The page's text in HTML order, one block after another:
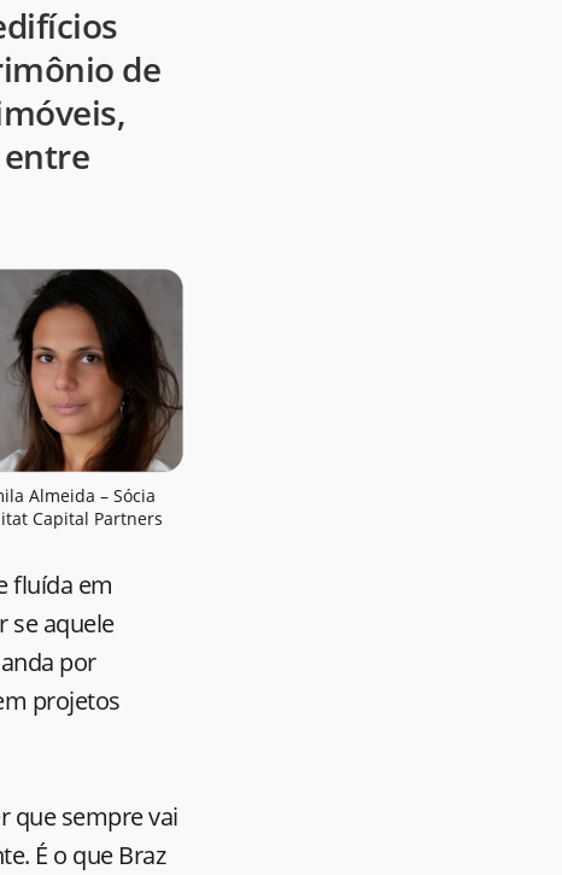
de
Almeida – Sócia
Capital Partners
fluída em
se aquele
por
projetos
que sempre vai
É o que Braz